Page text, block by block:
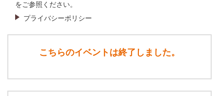
をご参照ください。
プライバシーポリシー
こちらのイベントは終了しました。